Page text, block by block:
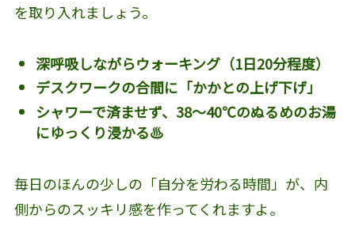
を取り入れましょう。
深呼吸しながらウォーキング（1日20分程度）
デスクワークの合間に「かかとの上げ下げ」
シャワーで済ませず、38〜40℃のぬるめのお湯
にゆっくり浸かる♨️
毎日のほんの少しの「自分を労わる時間」が、内
側からのスッキリ感を作ってくれますよ。